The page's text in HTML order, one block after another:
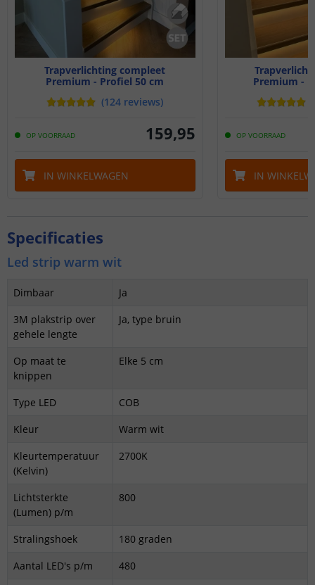
Trapverlichting compleet
Premium - Profiel 50 cm
(124 reviews)
OP VOORRAAD 159,95
IN WINKELWAGEN
Premium -
OP VOORRAAD
IN
Specificaties
Led strip warm wit
Dimbaar
Ja
3M plakstrip over
gehele lengte
Ja, type bruin
Op maat te
knippen
Elke 5 cm
Type LED
COB
Kleur
Warm wit
Kleurtemperatuur
(Kelvin)
2700K
Lichtsterkte
(Lumen) p/m
800
Stralingshoek
180 graden
Aantal LED's p/m
480